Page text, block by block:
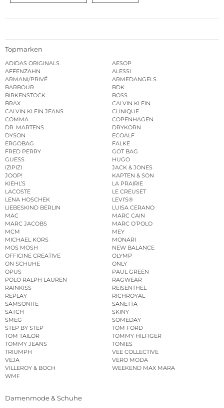
Topmarken
ADIDAS ORIGINALS
AESOP
AFFENZAHN
ALESSI
ARMANI/PRIVÉ
ARMEDANGELS
BARBOUR
BDK
BIRKENSTOCK
BOSS
BRAX
CALVIN KLEIN
CALVIN KLEIN JEANS
CLINIQUE
COMMA
COPENHAGEN
DR. MARTENS
DRYKORN
DYSON
ECOALF
ERGOBAG
FALKE
FRED PERRY
GOT BAG
GUESS
HUGO
IZIPIZI
JACK & JONES
JOOP!
KAPTEN & SON
KIEHL’S
LA PRAIRIE
LACOSTE
LE CREUSET
LENA HOSCHEK
LEVI’S®
LIEBESKIND BERLIN
LUISA CERANO
MAC
MARC CAIN
MARC JACOBS
MARC O’POLO
MCM
MEY
MICHAEL KORS
MONARI
MOS MOSH
NEW BALANCE
OFFICINE CREATIVE
OLYMP
ON SCHUHE
ONLY
OPUS
PAUL GREEN
POLO RALPH LAUREN
RAGWEAR
RAINKISS
REISENTHEL
REPLAY
RICHROYAL
SAMSONITE
SANETTA
SATCH
SKINY
SMEG
SOMEDAY
STEP BY STEP
TOM FORD
TOM TAILOR
TOMMY HILFIGER
TOMMY JEANS
TONIES
TRIUMPH
VEE COLLECTIVE
VEJA
VERO MODA
VILLEROY & BOCH
WEEKEND MAX MARA
WMF
Damenmode & Schuhe